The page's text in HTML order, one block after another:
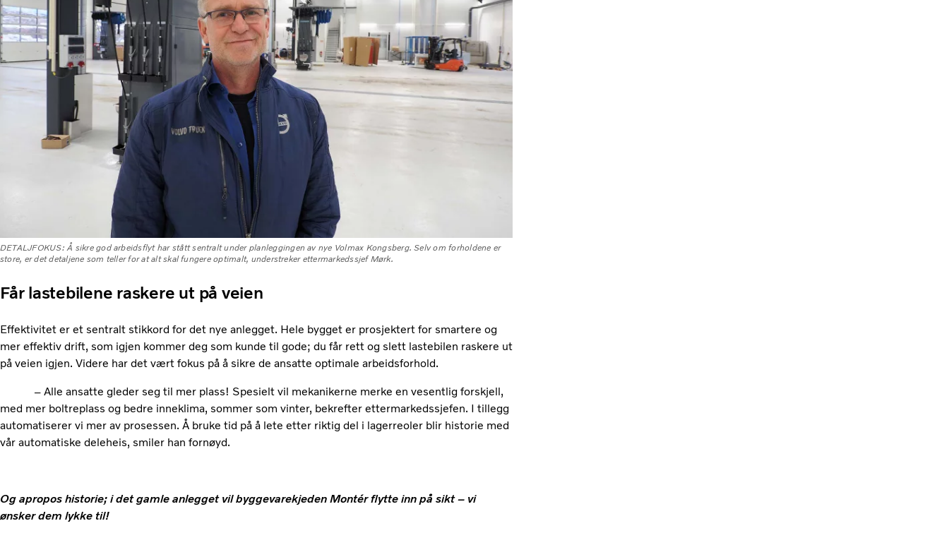
DETALJFOKUS: Å sikre god arbeidsflyt har stått sentralt under planleggingen av nye Volmax Kongsberg. Selv om forholdene er
store, er det detaljene som teller for at alt skal fungere optimalt, understreker ettermarkedssjef Mørk.
Får lastebilene raskere ut på veien
Effektivitet er et sentralt stikkord for det nye anlegget. Hele bygget er prosjektert for smartere og
mer effektiv drift, som igjen kommer deg som kunde til gode; du får rett og slett lastebilen raskere ut
på veien igjen. Videre har det vært fokus på å sikre de ansatte optimale arbeidsforhold.
– Alle ansatte gleder seg til mer plass! Spesielt vil mekanikerne merke en vesentlig forskjell,
med mer boltreplass og bedre inneklima, sommer som vinter, bekrefter ettermarkedssjefen. I tillegg
automatiserer vi mer av prosessen. Å bruke tid på å lete etter riktig del i lagerreoler blir historie med
vår automatiske deleheis, smiler han fornøyd.
Og apropos historie; i det gamle anlegget vil byggevarekjeden Montér flytte inn på sikt – vi
ønsker dem lykke til!